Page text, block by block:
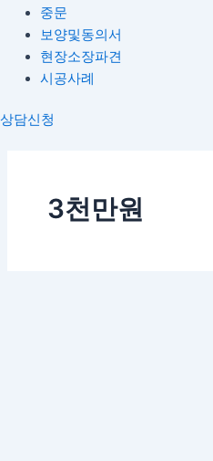
중문
보양및동의서
현장소장파견
시공사례
상담신청
3천만원